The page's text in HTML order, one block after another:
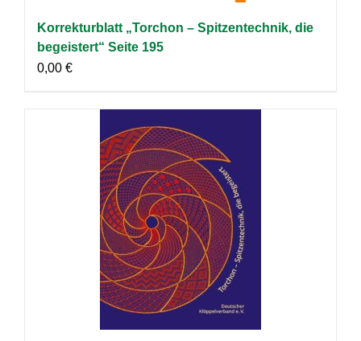
Korrekturblatt „Torchon – Spitzentechnik, die
begeistert“ Seite 195
0,00 €